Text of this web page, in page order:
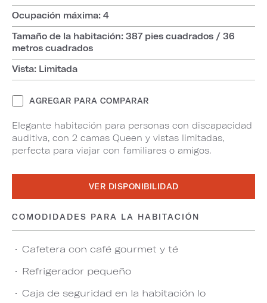
Ocupación máxima: 4
Tamaño de la habitación: 387 pies cuadrados / 36
metros cuadrados
Vista: Limitada
AGREGAR PARA COMPARAR
Elegante habitación para personas con discapacidad
auditiva, con 2 camas Queen y vistas limitadas,
perfecta para viajar con familiares o amigos.
VER DISPONIBILIDAD
COMODIDADES PARA LA HABITACIÓN
Cafetera con café gourmet y té
Refrigerador pequeño
Caja de seguridad en la habitación lo